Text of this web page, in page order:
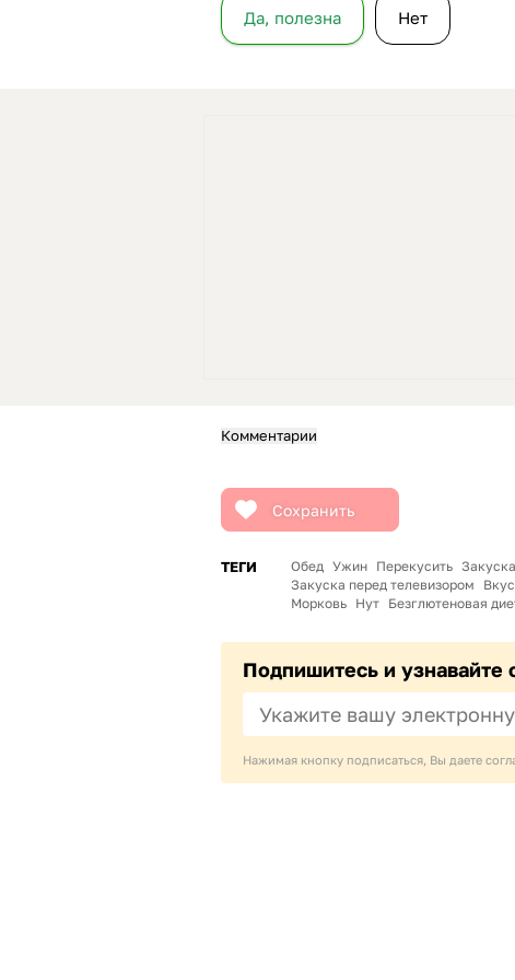
Да, полезна Нет
Комментарии
Сохранить
ТЕГИ Обед Ужин Перекусить Закуска
Закуска перед телевизором
Морковь Нут Безглютеновая
Подпишитесь и узнавайте
Нажимая кнопку подписаться, Вы даете